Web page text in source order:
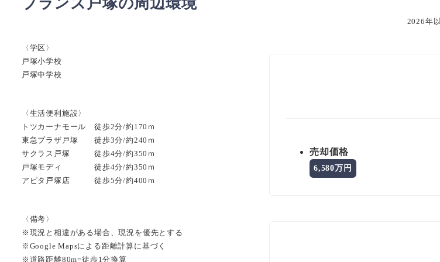
〈学区〉
戸塚小学校
戸塚中学校
〈生活便利施設〉
トツカーナモール 徒歩2分/約170ｍ
東急プラザ戸塚 徒歩3分/約240ｍ
サクラス戸塚 徒歩4分/約350ｍ
戸塚モディ 徒歩4分/約350ｍ
アピタ戸塚店 徒歩5分/約400ｍ
〈備考〉
※現況と相違がある場合、現況を優先とする
※Google Mapsによる距離計算に基づく
※道路距離80m=徒歩1分換算
2026年
売却価格
6,580万円